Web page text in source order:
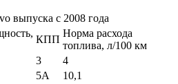
выпуска с 2008 года
КПП
Норма расхода
топлива, л/100 км
3
4
5A
10,1